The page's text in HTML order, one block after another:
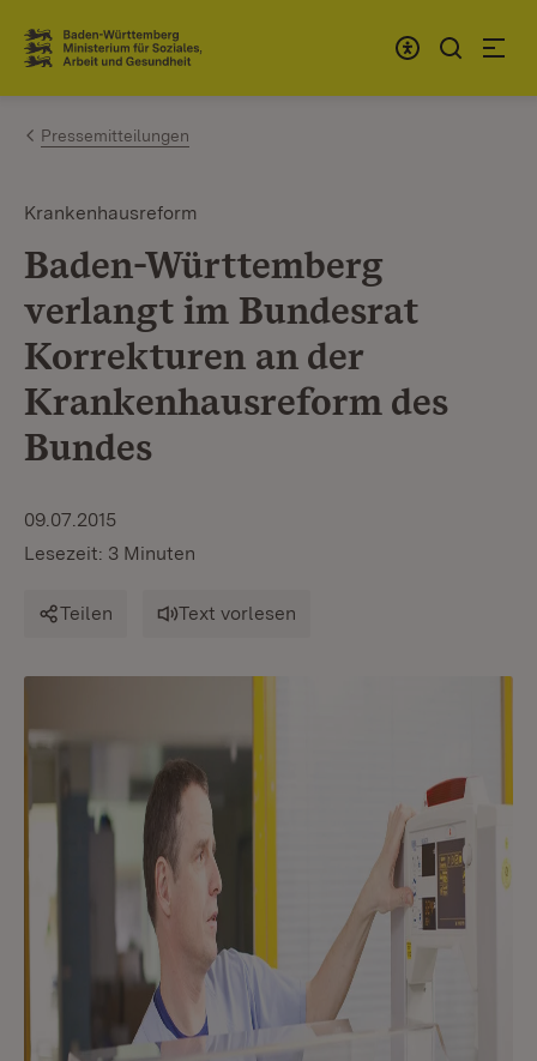
Zum Inhalt springen
Link zur Startseite
Pressemitteilungen
Krankenhausreform
Baden-Württemberg
verlangt im Bundesrat
Korrekturen an der
Krankenhausreform des
Bundes
09.07.2015
Lesezeit: 3 Minuten
Teilen Text vorlesen